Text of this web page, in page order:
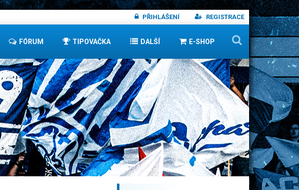
PŘIHLÁŠENÍ REGISTRACE
FÓRUM TIPOVAČKA DALŠÍ E-SHOP